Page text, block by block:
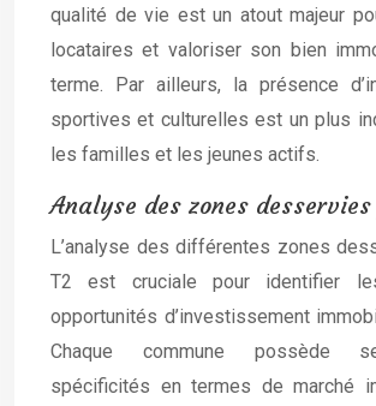
qualité de vie est un atout majeur
locataires et valoriser son bien
terme. Par ailleurs, la présence
sportives et culturelles est un plus
les familles et les jeunes actifs.
Analyse des zones
L’analyse des différentes zones
T2 est cruciale pour identifier
opportunités d’investissement
Chaque commune possède
spécificités en termes de marché